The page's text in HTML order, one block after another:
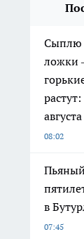
Сыплю
ложки
августа
08:02
в
07:45